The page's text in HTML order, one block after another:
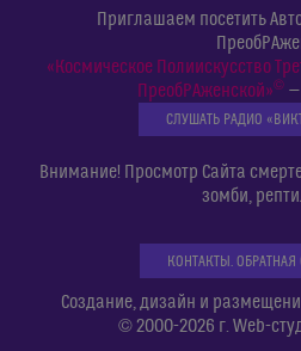
Приглашаем посетить
«Космическое Полиискусство
ПреобРАженской»©—
СЛУШАТЬ РАДИО
Внимание! Просмотр Сайта
зомби,
КОНТАКТЫ. ОБРАТНАЯ
Создание, дизайн и
© 2000-2026 г. Web-